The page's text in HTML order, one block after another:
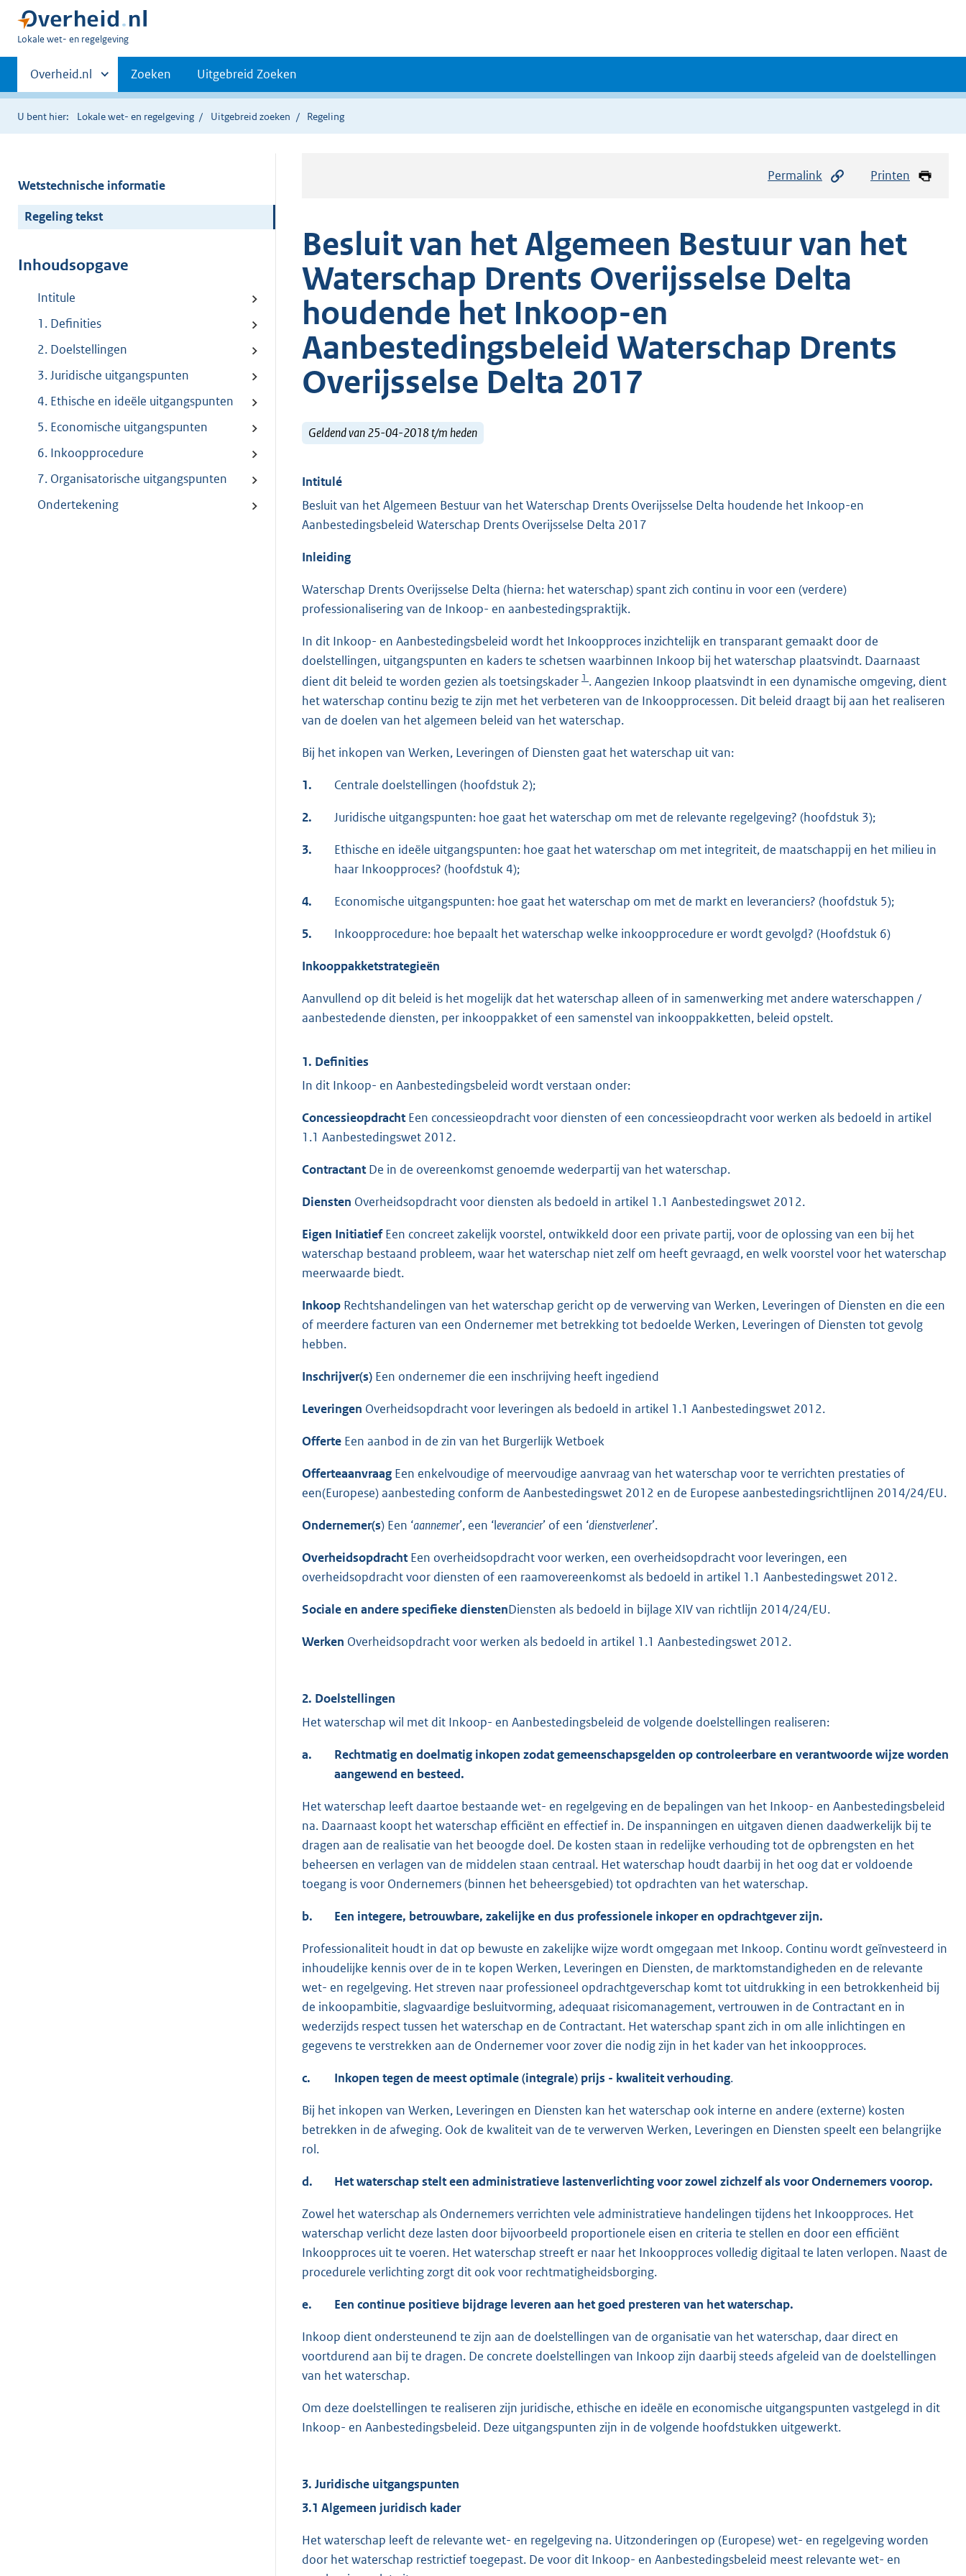
U
hier:
Lokale wet- en regelgeving
Primaire
navigatie
Andere
sites
binnen
Overheid.nl Zoeken Uitgebreid Zoeken
U bent hier: Lokale wet- en regelgeving Uitgebreid zoeken Regeling
Wetstechnische informatie
Regeling tekst
Inhoudsopgave
Intitule
1. Definities
2. Doelstellingen
3. Juridische uitgangspunten
4. Ethische en ideële uitgangspunten
5. Economische uitgangspunten
6. Inkoopprocedure
7. Organisatorische uitgangspunten
Ondertekening
Permalink Printen
Besluit van het Algemeen Bestuur van het
Waterschap Drents Overijsselse Delta
houdende het Inkoop-en
Aanbestedingsbeleid Waterschap Drents
Overijsselse Delta 2017
Geldend van 25-04-2018 t/m heden
Intitulé
Besluit van het Algemeen Bestuur van het Waterschap Drents Overijsselse Delta houdende het Inkoop-en
Aanbestedingsbeleid Waterschap Drents Overijsselse Delta 2017
Inleiding
Waterschap Drents Overijsselse Delta (hierna: het waterschap) spant zich continu in voor een (verdere)
professionalisering van de Inkoop- en aanbestedingspraktijk.
In dit Inkoop- en Aanbestedingsbeleid wordt het Inkoopproces inzichtelijk en transparant gemaakt door de
doelstellingen, uitgangspunten en kaders te schetsen waarbinnen Inkoop bij het waterschap plaatsvindt. Daarnaast
dient dit beleid te worden gezien als toetsingskader 1 . Aangezien Inkoop plaatsvindt in een dynamische omgeving, dient
het waterschap continu bezig te zijn met het verbeteren van de Inkoopprocessen. Dit beleid draagt bij aan het realiseren
van de doelen van het algemeen beleid van het waterschap.
Bij het inkopen van Werken, Leveringen of Diensten gaat het waterschap uit van:
1. Centrale doelstellingen (hoofdstuk 2);
2. Juridische uitgangspunten: hoe gaat het waterschap om met de relevante regelgeving? (hoofdstuk 3);
3.
Ethische en ideële uitgangspunten: hoe gaat het waterschap om met integriteit, de maatschappij en het milieu in
haar Inkoopproces? (hoofdstuk 4);
4. Economische uitgangspunten: hoe gaat het waterschap om met de markt en leveranciers? (hoofdstuk 5);
5. Inkoopprocedure: hoe bepaalt het waterschap welke inkoopprocedure er wordt gevolgd? (Hoofdstuk 6)
Inkooppakketstrategieën
Aanvullend op dit beleid is het mogelijk dat het waterschap alleen of in samenwerking met andere waterschappen /
aanbestedende diensten, per inkooppakket of een samenstel van inkooppakketten, beleid opstelt.
1. Definities
In dit Inkoop- en Aanbestedingsbeleid wordt verstaan onder:
ConcessieopdrachtEen concessieopdracht voor diensten of een concessieopdracht voor werken als bedoeld in artikel
1.1 Aanbestedingswet 2012.
ContractantDe in de overeenkomst genoemde wederpartij van het waterschap.
Diensten Overheidsopdracht voor diensten als bedoeld in artikel 1.1 Aanbestedingswet 2012.
Eigen InitiatiefEen concreet zakelijk voorstel, ontwikkeld door een private partij, voor de oplossing van een bij het
waterschap bestaand probleem, waar het waterschap niet zelf om heeft gevraagd, en welk voorstel voor het waterschap
meerwaarde biedt.
Inkoop Rechtshandelingen van het waterschap gericht op de verwerving van Werken, Leveringen of Diensten en die een
of meerdere facturen van een Ondernemer met betrekking tot bedoelde Werken, Leveringen of Diensten tot gevolg
hebben.
Inschrijver(s) Een ondernemer die een inschrijving heeft ingediend
Leveringen Overheidsopdracht voor leveringen als bedoeld in artikel 1.1 Aanbestedingswet 2012.
Offerte Een aanbod in de zin van het Burgerlijk Wetboek
Offerteaanvraag Een enkelvoudige of meervoudige aanvraag van het waterschap voor te verrichten prestaties of
een(Europese) aanbesteding conform de Aanbestedingswet 2012 en de Europese aanbestedingsrichtlijnen 2014/24/EU.
Ondernemer(s) Een ‘aannemer’, een ‘leverancier’ of een ‘dienstverlener’.
OverheidsopdrachtEen overheidsopdracht voor werken, een overheidsopdracht voor leveringen, een
overheidsopdracht voor diensten of een raamovereenkomst als bedoeld in artikel 1.1 Aanbestedingswet 2012.
Sociale en andere specifieke dienstenDiensten als bedoeld in bijlage XIV van richtlijn 2014/24/EU.
Werken Overheidsopdracht voor werken als bedoeld in artikel 1.1 Aanbestedingswet 2012.
2. Doelstellingen
Het waterschap wil met dit Inkoop- en Aanbestedingsbeleid de volgende doelstellingen realiseren:
a.
Rechtmatig en doelmatig inkopen zodat gemeenschapsgelden op controleerbare en verantwoorde wijze worden
aangewend en besteed.
Het waterschap leeft daartoe bestaande wet- en regelgeving en de bepalingen van het Inkoop- en Aanbestedingsbeleid
na. Daarnaast koopt het waterschap efficiënt en effectief in. De inspanningen en uitgaven dienen daadwerkelijk bij te
dragen aan de realisatie van het beoogde doel. De kosten staan in redelijke verhouding tot de opbrengsten en het
beheersen en verlagen van de middelen staan centraal. Het waterschap houdt daarbij in het oog dat er voldoende
toegang is voor Ondernemers (binnen het beheersgebied) tot opdrachten van het waterschap.
b. Een integere, betrouwbare, zakelijke en dus professionele inkoper en opdrachtgever zijn.
Professionaliteit houdt in dat op bewuste en zakelijke wijze wordt omgegaan met Inkoop. Continu wordt geïnvesteerd in
inhoudelijke kennis over de in te kopen Werken, Leveringen en Diensten, de marktomstandigheden en de relevante
wet- en regelgeving. Het streven naar professioneel opdrachtgeverschap komt tot uitdrukking in een betrokkenheid bij
de inkoopambitie, slagvaardige besluitvorming, adequaat risicomanagement, vertrouwen in de Contractant en in
wederzijds respect tussen het waterschap en de Contractant. Het waterschap spant zich in om alle inlichtingen en
gegevens te verstrekken aan de Ondernemer voor zover die nodig zijn in het kader van het inkoopproces.
c. Inkopen tegen de meest optimale (integrale) prijs - kwaliteit verhouding.
Bij het inkopen van Werken, Leveringen en Diensten kan het waterschap ook interne en andere (externe) kosten
betrekken in de afweging. Ook de kwaliteit van de te verwerven Werken, Leveringen en Diensten speelt een belangrijke
rol.
d. Het waterschap stelt een administratieve lastenverlichting voor zowel zichzelf als voor Ondernemers voorop.
Zowel het waterschap als Ondernemers verrichten vele administratieve handelingen tijdens het Inkoopproces. Het
waterschap verlicht deze lasten door bijvoorbeeld proportionele eisen en criteria te stellen en door een efficiënt
Inkoopproces uit te voeren. Het waterschap streeft er naar het Inkoopproces volledig digitaal te laten verlopen. Naast de
procedurele verlichting zorgt dit ook voor rechtmatigheidsborging.
e. Een continue positieve bijdrage leveren aan het goed presteren van het waterschap.
Inkoop dient ondersteunend te zijn aan de doelstellingen van de organisatie van het waterschap, daar direct en
voortdurend aan bij te dragen. De concrete doelstellingen van Inkoop zijn daarbij steeds afgeleid van de doelstellingen
van het waterschap.
Om deze doelstellingen te realiseren zijn juridische, ethische en ideële en economische uitgangspunten vastgelegd in dit
Inkoop- en Aanbestedingsbeleid. Deze uitgangspunten zijn in de volgende hoofdstukken uitgewerkt.
3. Juridische uitgangspunten
3.1 Algemeen juridisch kader
Het waterschap leeft de relevante wet- en regelgeving na. Uitzonderingen op (Europese) wet- en regelgeving worden
door het waterschap restrictief toegepast. De voor dit Inkoop- en Aanbestedingsbeleid meest relevante wet- en